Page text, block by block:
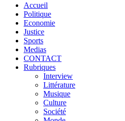
Accueil
Politique
Economie
Justice
Sports
Medias
CONTACT
Rubriques
Interview
Littérature
Musique
Culture
Société